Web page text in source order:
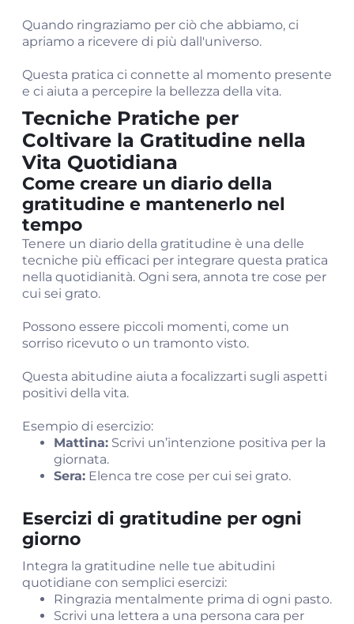
Quando ringraziamo per ciò che abbiamo, ci
apriamo a ricevere di più dall'universo.
Questa pratica ci connette al momento presente
e ci aiuta a percepire la bellezza della vita.
Tecniche Pratiche per
Coltivare la Gratitudine nella
Vita Quotidiana
Come creare un diario della
gratitudine e mantenerlo nel
tempo
Tenere un diario della gratitudine è una delle
tecniche più efficaci per integrare questa pratica
nella quotidianità. Ogni sera, annota tre cose per
cui sei grato.
Possono essere piccoli momenti, come un
sorriso ricevuto o un tramonto visto.
Questa abitudine aiuta a focalizzarti sugli aspetti
positivi della vita.
Esempio di esercizio:
Mattina: Scrivi un’intenzione positiva per la
giornata.
Sera: Elenca tre cose per cui sei grato.
Esercizi di gratitudine per ogni
giorno
Integra la gratitudine nelle tue abitudini
quotidiane con semplici esercizi:
Ringrazia mentalmente prima di ogni pasto.
Scrivi una lettera a una persona cara per